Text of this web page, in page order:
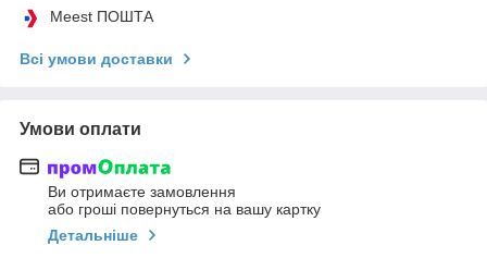
Meest ПОШТА
Всі умови доставки
Умови оплати
Ви отримаєте замовлення
або гроші повернуться на вашу картку
Детальніше